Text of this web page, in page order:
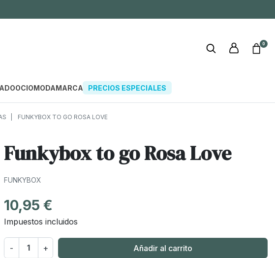
0
OCIOMODAMARCAS PRECIOS ESPECIALES
FUNKYBOX TO GO ROSA LOVE
Funkybox to go Rosa Love
FUNKYBOX
10,95 €
Impuestos incluidos
- + Añadir al carrito